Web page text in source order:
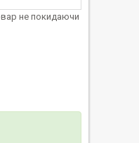
не покидаючи